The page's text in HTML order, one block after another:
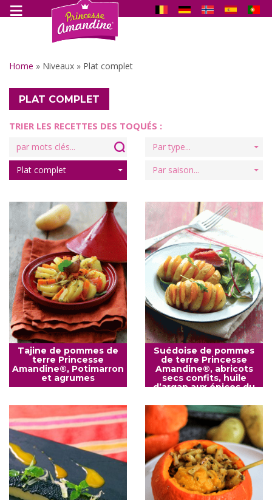
Home » Niveaux » Plat complet
PLAT COMPLET
TRIER LES RECETTES DES TOQUÉS :
for:
Par type...
Plat complet
Par saison...
Tajine de pommes de
terre Princesse
Amandine®, Potimarron
et agrumes
Suédoise de pommes
de terre Princesse
Amandine®, abricots
secs confits, huile
d’argan aux épices du